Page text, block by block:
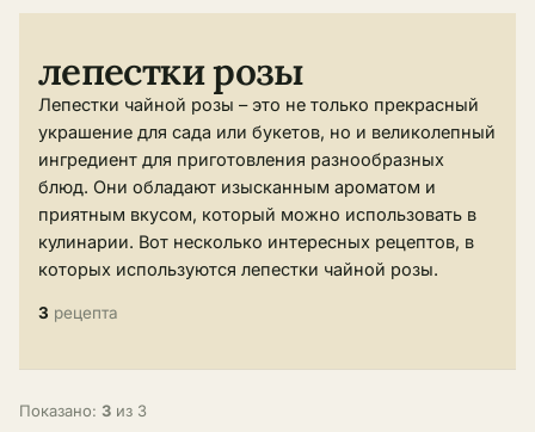
лепестки розы
Лепестки чайной розы – это не только прекрасный
украшение для сада или букетов, но и великолепный
ингредиент для приготовления разнообразных
блюд. Они обладают изысканным ароматом и
приятным вкусом, который можно использовать в
кулинарии. Вот несколько интересных рецептов, в
которых используются лепестки чайной розы.
3 рецепта
Показано: 3 из 3